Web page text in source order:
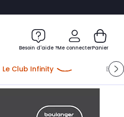
Besoin d'aide ?Me connecterPanier
Le Club Infinity